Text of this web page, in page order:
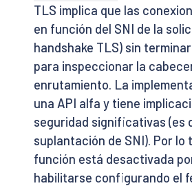
TLS implica que las
en función del SNI de la
handshake TLS) sin
para inspeccionar la
enrutamiento. La
una API alfa y tiene
seguridad significativas (es
suplantación de SNI). Por lo
función está desactivada
habilitarse configurando el